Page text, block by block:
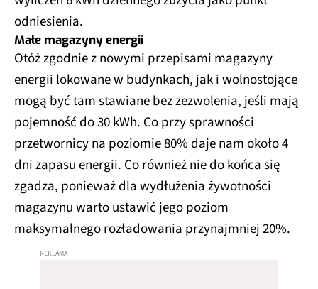
odniesienia.
Małe magazyny energii
Otóż zgodnie z nowymi przepisami magazyny
energii lokowane w budynkach, jak i wolnostojące
mogą być tam stawiane bez zezwolenia, jeśli mają
pojemność do 30 kWh. Co przy sprawności
przetwornicy na poziomie 80% daje nam około 4
dni zapasu energii. Co również nie do końca się
zgadza, ponieważ dla wydłużenia żywotności
magazynu warto ustawić jego poziom
maksymalnego rozładowania przynajmniej 20%.